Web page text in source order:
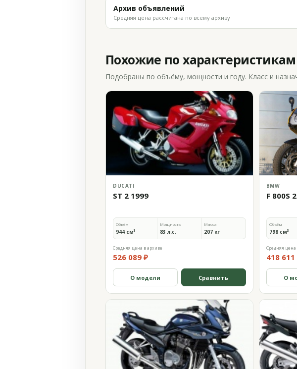
Архив объявлений
Средняя цена рассчитана по всему архиву
Похожие по характеристикам
Подобраны по объёму, мощности и году. Класс и
DUCATI
ST 2 1999
Объём
944 см³
Мощность
83 л.с.
Масса
207 кг
Средняя цена в архиве
526 089 ₽
О модели Сравнить
BMW
F 800S
Объём
798 см³
Средняя цена
418 611
О